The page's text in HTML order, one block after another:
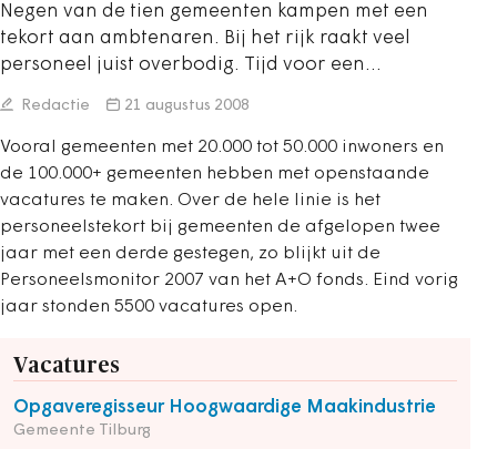
Negen van de tien gemeenten kampen met een
tekort aan ambtenaren. Bij het rijk raakt veel
personeel juist overbodig. Tijd voor een…
Redactie 21 augustus 2008
Vooral gemeenten met 20.000 tot 50.000 inwoners en
de 100.000+ gemeenten hebben met openstaande
vacatures te maken. Over de hele linie is het
personeelstekort bij gemeenten de afgelopen twee
jaar met een derde gestegen, zo blijkt uit de
Personeelsmonitor 2007 van het A+O fonds. Eind vorig
jaar stonden 5500 vacatures open.
Vacatures
Opgaveregisseur Hoogwaardige Maakindustrie
Gemeente Tilburg